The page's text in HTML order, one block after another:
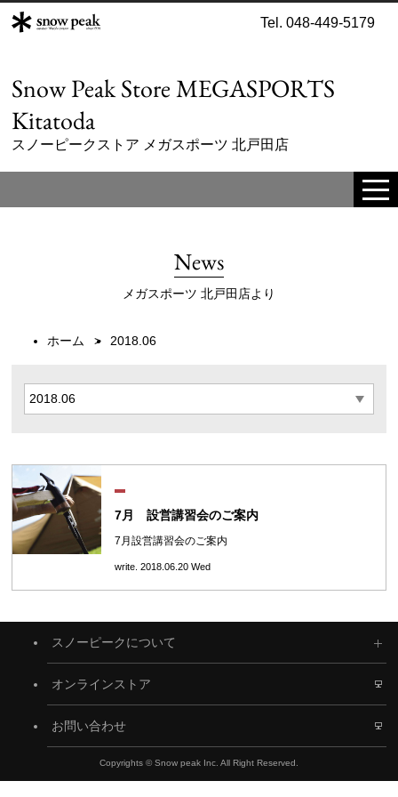
Snow Peak Store MEGASPORTS
Kitatoda
スノーピークストア メガスポーツ 北戸田店
Tel. 048-449-5179
News
メガスポーツ 北戸田店より
ホーム 2018.06
7月 設営講習会のご案内
7月設営講習会のご案内
write. 2018.06.20 Wed
スノーピークについて
オンラインストア
お問い合わせ
Copyrights © Snow peak Inc. All Right Reserved.